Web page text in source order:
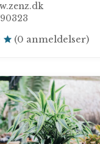
(0 anmeldelser)